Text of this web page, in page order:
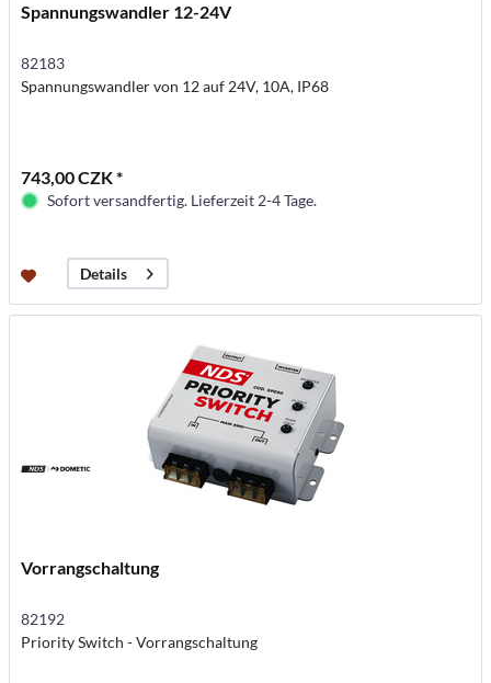
Spannungswandler 12-24V
82183
Spannungswandler von 12 auf 24V, 10A, IP68
743,00 CZK *
Sofort versandfertig. Lieferzeit 2-4 Tage.
Details
Vorrangschaltung
82192
Priority Switch - Vorrangschaltung